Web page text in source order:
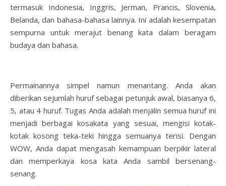
termasuk Indonesia, Inggris, Jerman, Prancis, Slovenia,
Belanda, dan bahasa-bahasa lainnya. Ini adalah kesempatan
sempurna untuk merajut benang kata dalam beragam
budaya dan bahasa.
Permainannya simpel namun menantang. Anda akan
diberikan sejumlah huruf sebagai petunjuk awal, biasanya 6,
5, atau 4 huruf. Tugas Anda adalah menjalin semua huruf ini
menjadi berbagai kosakata yang sesuai, mengisi kotak-
kotak kosong teka-teki hingga semuanya terisi. Dengan
WOW, Anda dapat mengasah kemampuan berpikir lateral
dan memperkaya kosa kata Anda sambil bersenang-
senang.